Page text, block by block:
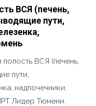
ВСЯ (печень,
пути,
ВСЯ (печень,
пути,
надпочечники,
Лидер Тюмени.